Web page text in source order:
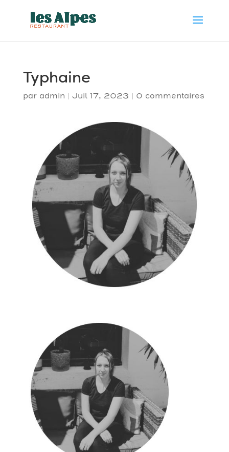
Typhaine
par admin | Juil 17, 2023 | 0 commentaires